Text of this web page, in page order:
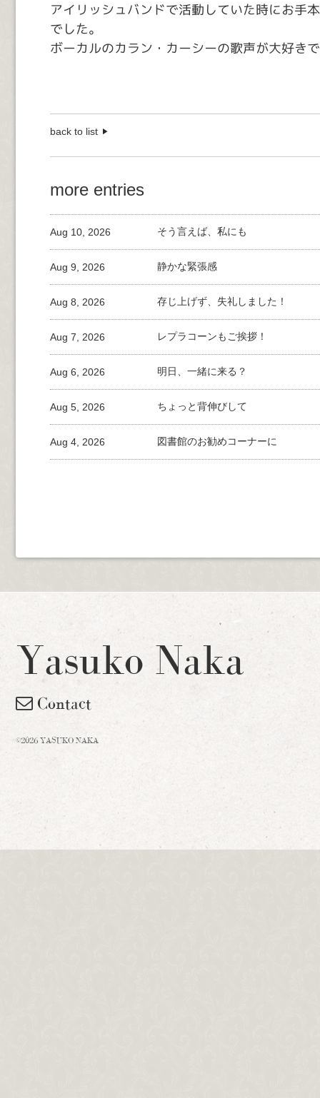
アイリッシュバンドで活動していた時にお手
でした。
ボーカルのカラン・カーシーの歌声が大好き
back to list
more entries
そう言えば、私にも
Aug 10, 2026
静かな緊張感
Aug 9, 2026
存じ上げず、失礼しました！
Aug 8, 2026
レプラコーンもご挨拶！
Aug 7, 2026
明日、一緒に来る？
Aug 6, 2026
ちょっと背伸びして
Aug 5, 2026
図書館のお勧めコーナーに
Aug 4, 2026
Yasuko Naka
Contact
©2026 YASUKO NAKA